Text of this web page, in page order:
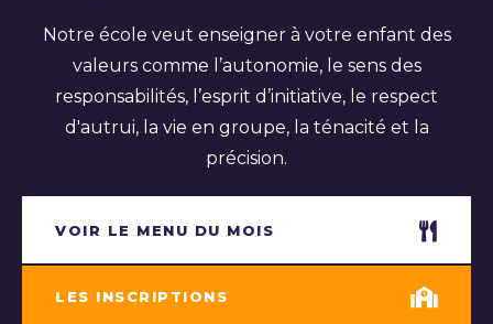
Notre école veut enseigner à votre enfant des
valeurs comme l’autonomie, le sens des
responsabilités, l’esprit d’initiative, le respect
d'autrui, la vie en groupe, la ténacité et la
précision.
VOIR LE MENU DU MOIS
LES INSCRIPTIONS